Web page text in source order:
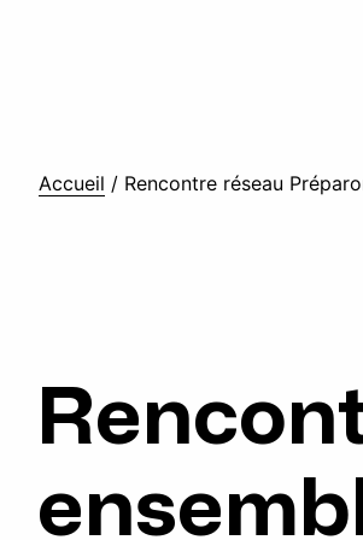
Accueil / Rencontre réseau